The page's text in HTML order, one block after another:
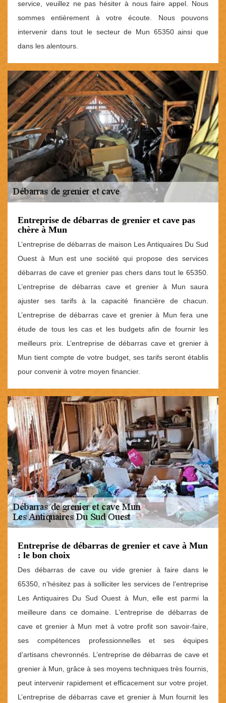
service, veuillez ne pas hésiter à nous faire appel. Nous
sommes entièrement à votre écoute. Nous pouvons
intervenir dans tout le secteur de Mun 65350 ainsi que
dans les alentours.
Entreprise de débarras de grenier et cave pas
chère à Mun
L’entreprise de débarras de maison Les Antiquaires Du Sud
Ouest à Mun est une société qui propose des services
débarras de cave et grenier pas chers dans tout le 65350.
L’entreprise de débarras cave et grenier à Mun saura
ajuster ses tarifs à la capacité financière de chacun.
L’entreprise de débarras cave et grenier à Mun fera une
étude de tous les cas et les budgets afin de fournir les
meilleurs prix. L’entreprise de débarras cave et grenier à
Mun tient compte de votre budget, ses tarifs seront établis
pour convenir à votre moyen financier.
Entreprise de débarras de grenier et cave à Mun
: le bon choix
Des débarras de cave ou vide grenier à faire dans le
65350, n’hésitez pas à solliciter les services de l’entreprise
Les Antiquaires Du Sud Ouest à Mun, elle est parmi la
meilleure dans ce domaine. L’entreprise de débarras de
cave et grenier à Mun met à votre profit son savoir-faire,
ses compétences professionnelles et ses équipes
d’artisans chevronnés. L’entreprise de débarras de cave et
grenier à Mun, grâce à ses moyens techniques très fournis,
peut intervenir rapidement et efficacement sur votre projet.
L’entreprise de débarras cave et grenier à Mun fournit les